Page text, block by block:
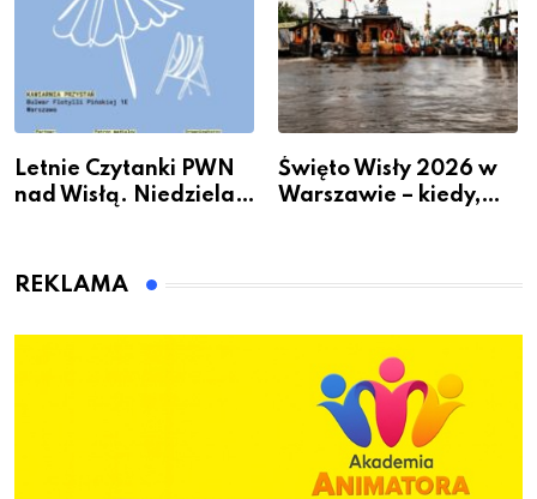
Letnie Czytanki PWN
nad Wisłą. Niedziela z
Święto Wisły 2026 w
Warszawie – kiedy,
REKLAMA